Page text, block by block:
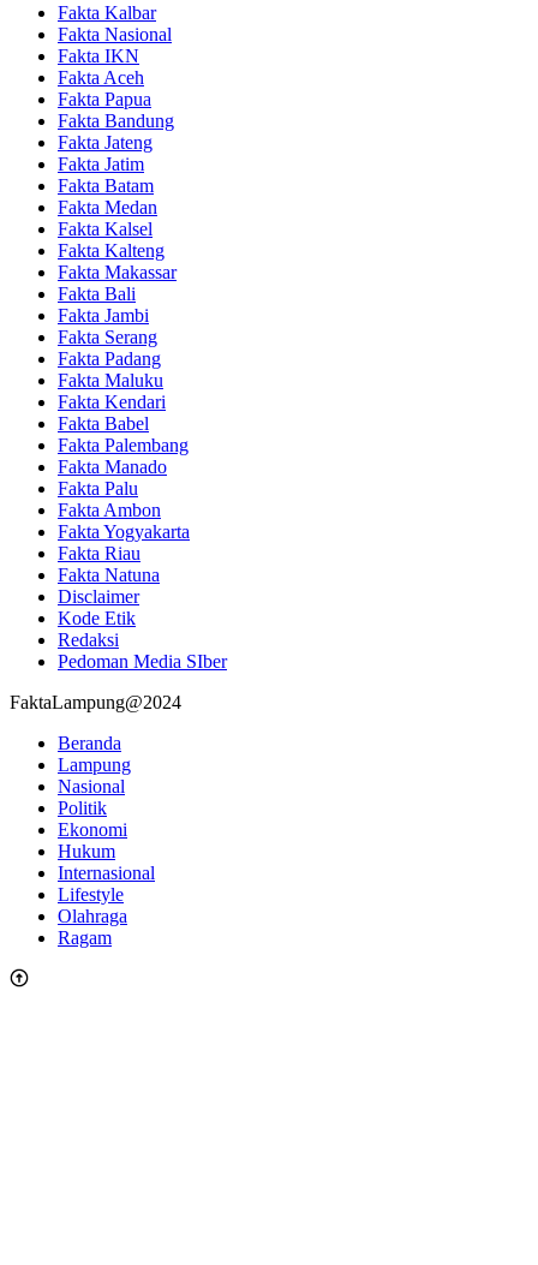
Fakta Kalbar
Fakta Nasional
Fakta IKN
Fakta Aceh
Fakta Papua
Fakta Bandung
Fakta Jateng
Fakta Jatim
Fakta Batam
Fakta Medan
Fakta Kalsel
Fakta Kalteng
Fakta Makassar
Fakta Bali
Fakta Jambi
Fakta Serang
Fakta Padang
Fakta Maluku
Fakta Kendari
Fakta Babel
Fakta Palembang
Fakta Manado
Fakta Palu
Fakta Ambon
Fakta Yogyakarta
Fakta Riau
Fakta Natuna
Disclaimer
Kode Etik
Redaksi
Pedoman Media SIber
FaktaLampung@2024
Beranda
Lampung
Nasional
Politik
Ekonomi
Hukum
Internasional
Lifestyle
Olahraga
Ragam